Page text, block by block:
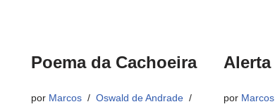
Poema da Cachoeira
por Marcos
Oswald de Andrade
Alerta
por Marcos